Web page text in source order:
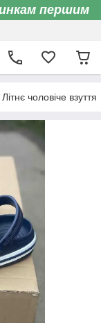
першим
Літнє чоловіче взуття